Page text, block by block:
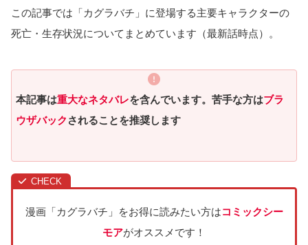
この記事では「カグラバチ」に登場する主要キャラクターの
死亡・生存状況についてまとめています（最新話時点）。
本記事は重大なネタバレを含んでいます。苦手な方はブラ
ウザバック されることを推奨します
漫画「カグラバチ」をお得に読みたい方はコミックシー
モアがオススメです！